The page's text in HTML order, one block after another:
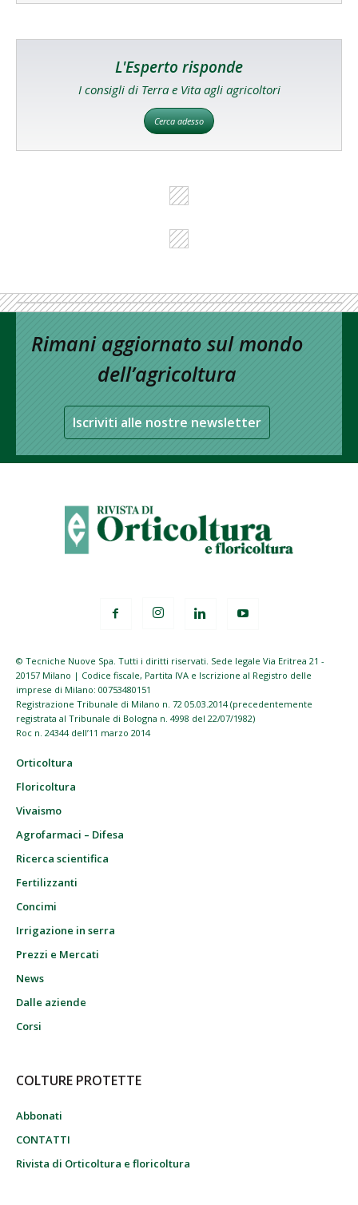
L'Esperto risponde
I consigli di Terra e Vita agli agricoltori
Cerca adesso
Rimani aggiornato sul mondo
dell’agricoltura
Iscriviti alle nostre newsletter
© Tecniche Nuove Spa. Tutti i diritti riservati. Sede legale Via Eritrea 21 -
20157 Milano | Codice fiscale, Partita IVA e Iscrizione al Registro delle
imprese di Milano: 00753480151
Registrazione Tribunale di Milano n. 72 05.03.2014 (precedentemente
registrata al Tribunale di Bologna n. 4998 del 22/07/1982)
Roc n. 24344 dell’11 marzo 2014
Orticoltura
Floricoltura
Vivaismo
Agrofarmaci – Difesa
Ricerca scientifica
Fertilizzanti
Concimi
Irrigazione in serra
Prezzi e Mercati
News
Dalle aziende
Corsi
COLTURE PROTETTE
Abbonati
CONTATTI
Rivista di Orticoltura e floricoltura